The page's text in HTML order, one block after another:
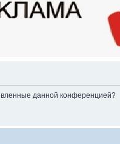
данной конференцией?